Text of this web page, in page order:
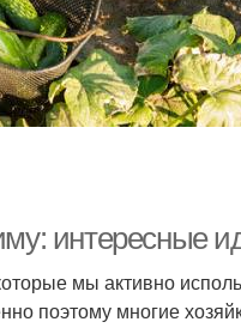
интересные
мы активно
поэтому многие